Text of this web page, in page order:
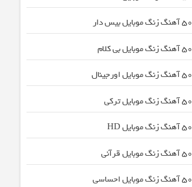
50 آهنگ زنگ موبایل بیس دار
50 آهنگ زنگ موبایل بی کلام
50 آهنگ زنگ موبایل اورجینال
50 آهنگ زنگ موبایل ترکی
50 آهنگ زنگ موبایل HD
50 آهنگ زنگ موبایل قرآنی
50 آهنگ زنگ موبایل احساسی